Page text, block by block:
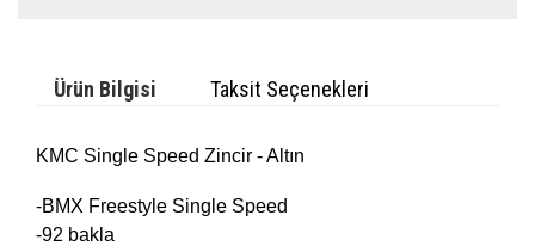
Ürün Bilgisi Taksit Seçenekleri
KMC Single Speed Zincir - Altın
-BMX Freestyle Single Speed
-92 bakla